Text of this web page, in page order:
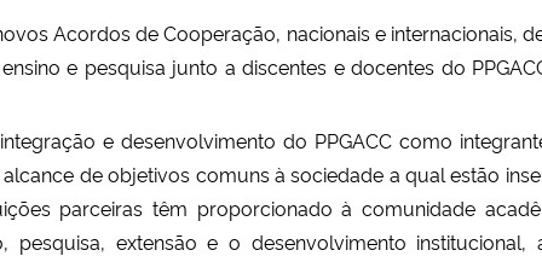
Acordos de Cooperação, nacionais e internacionais,
e pesquisa junto a discentes e docentes do
e desenvolvimento do PPGACC como
de objetivos comuns à sociedade a qual estão
parceiras têm proporcionado à comunidade
extensão e o desenvolvimento